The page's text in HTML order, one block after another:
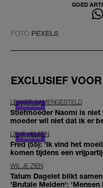
GOED
FOTO PEXELS
EXCLUSIEF
LEKKER SAMENGESTELD
Stiefmoeder Naomi is
moeder wil niet dat ik er
LIEVE HELEEN
Fred (55): 'Ik vind het
komen tijdens een
WIL JE ZIEN
Tatum Dagelet blikt
'Brutale Meiden':